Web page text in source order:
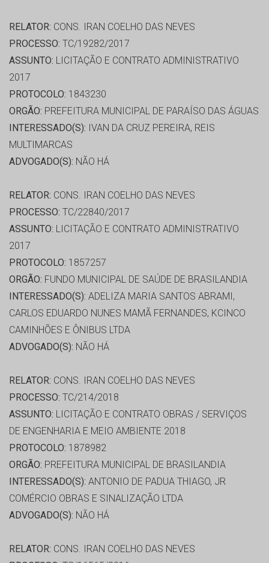
RELATOR: CONS. IRAN COELHO DAS NEVES
PROCESSO: TC/19282/2017
ASSUNTO: LICITAÇÃO E CONTRATO ADMINISTRATIVO
2017
PROTOCOLO: 1843230
ORGÃO: PREFEITURA MUNICIPAL DE PARAÍSO DAS ÁGUAS
INTERESSADO(S): IVAN DA CRUZ PEREIRA, REIS
MULTIMARCAS
ADVOGADO(S): NÃO HÁ
RELATOR: CONS. IRAN COELHO DAS NEVES
PROCESSO: TC/22840/2017
ASSUNTO: LICITAÇÃO E CONTRATO ADMINISTRATIVO
2017
PROTOCOLO: 1857257
ORGÃO: FUNDO MUNICIPAL DE SAÚDE DE BRASILANDIA
INTERESSADO(S): ADELIZA MARIA SANTOS ABRAMI,
CARLOS EDUARDO NUNES MAMÃ FERNANDES, KCINCO
CAMINHÕES E ÔNIBUS LTDA
ADVOGADO(S): NÃO HÁ
RELATOR: CONS. IRAN COELHO DAS NEVES
PROCESSO: TC/214/2018
ASSUNTO: LICITAÇÃO E CONTRATO OBRAS / SERVIÇOS
DE ENGENHARIA E MEIO AMBIENTE 2018
PROTOCOLO: 1878982
ORGÃO: PREFEITURA MUNICIPAL DE BRASILANDIA
INTERESSADO(S): ANTONIO DE PADUA THIAGO, JR
COMÉRCIO OBRAS E SINALIZAÇÃO LTDA
ADVOGADO(S): NÃO HÁ
RELATOR: CONS. IRAN COELHO DAS NEVES